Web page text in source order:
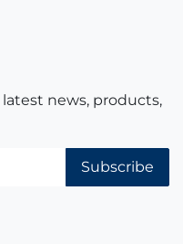
news, products,
Subscribe